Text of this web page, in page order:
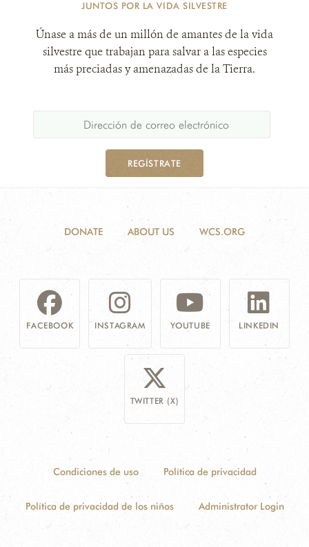
JUNTOS POR LA VIDA SILVESTRE
Únase a más de un millón de amantes de la vida
silvestre que trabajan para salvar a las especies
más preciadas y amenazadas de la Tierra.
REGÍSTRATE
DONATE ABOUT US WCS.ORG
FACEBOOK INSTAGRAM YOUTUBE LINKEDIN
TWITTER (X)
Condiciones de uso Política de privacidad
Política de privacidad de los niños Administrator Login